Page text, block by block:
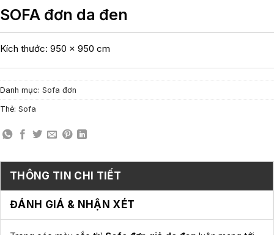
SOFA đơn da đen
Kích thước: 950 x 950 cm
Danh mục: Sofa đơn
Thẻ: Sofa
THÔNG TIN CHI TIẾT
ĐÁNH GIÁ & NHẬN XÉT